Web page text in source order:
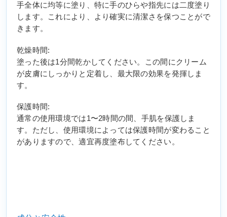
手全体に均等に塗り、特に手のひらや指先には二度塗り
します。これにより、より確実に清潔さを保つことがで
きます。
乾燥時間:
塗った後は1分間乾かしてください。この間にクリーム
が皮膚にしっかりと定着し、最大限の効果を発揮しま
す。
保護時間:
通常の使用環境では1〜2時間の間、手肌を保護しま
す。ただし、使用環境によっては保護時間が変わること
がありますので、適宜再度塗布してください。